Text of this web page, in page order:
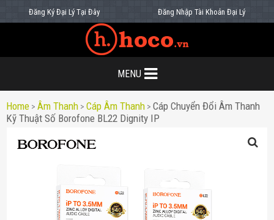
Đăng Ký Đại Lý Tại Đây Đăng Nhập Tài Khoản Đại Lý
MENU
Home > Âm Thanh > Cáp Âm Thanh > Cáp Chuyển Đổi Âm Thanh
Kỹ Thuật Số Borofone BL22 Dignity IP